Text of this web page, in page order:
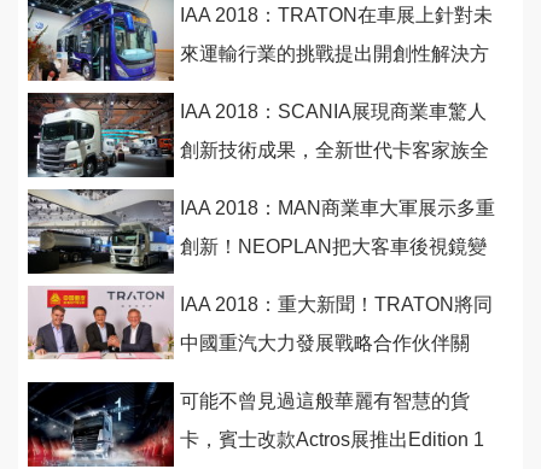
IAA 2018：TRATON在車展上針對未
來運輸行業的挑戰提出開創性解決方
IAA 2018：SCANIA展現商業車驚人
創新技術成果，全新世代卡客家族全
IAA 2018：MAN商業車大軍展示多重
創新！NEOPLAN把大客車後視鏡變
IAA 2018：重大新聞！TRATON將同
中國重汽大力發展戰略合作伙伴關
可能不曾見過這般華麗有智慧的貨
卡，賓士改款Actros展推出Edition 1